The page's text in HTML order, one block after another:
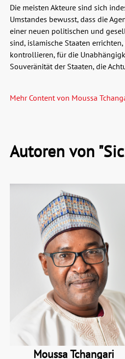
Die meisten Akteure sind sich
Umstandes bewusst, dass die
einer neuen politischen und
sind, islamische Staaten
kontrollieren, für die
Souveränität der Staaten, die
Mehr Content von Moussa
Autoren von
Moussa Tchangari